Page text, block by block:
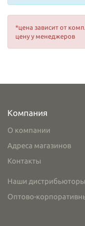
*цена зависит от
цену у менеджеров
Компания
О компании
Адреса магазинов
Контакты
Наши дистрибьюторы
Оптово-